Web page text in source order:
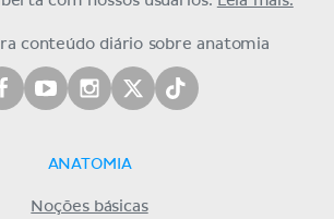
conteúdo diário sobre anatomia
ANATOMIA
Noções básicas